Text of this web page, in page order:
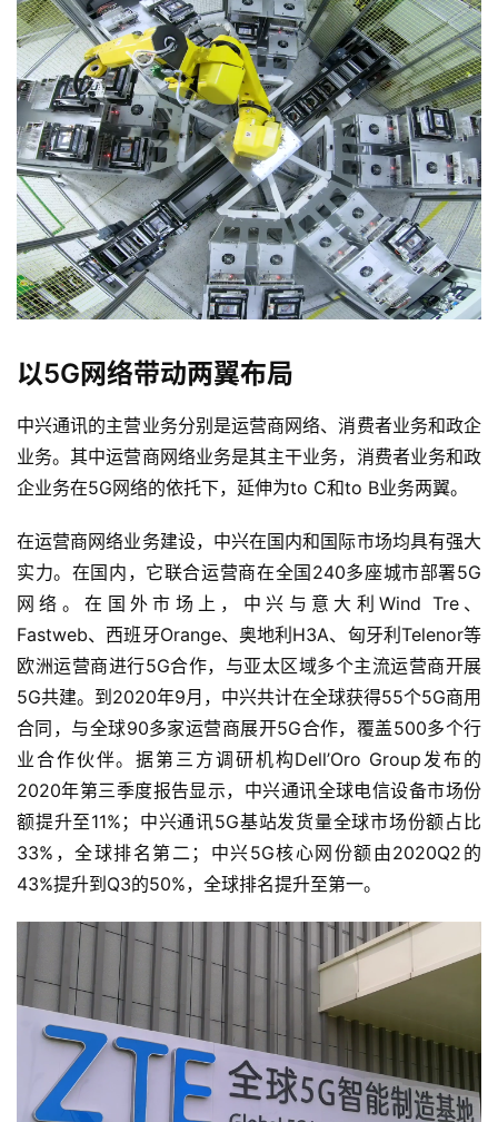
以5G网络带动两翼布局
中兴通讯的主营业务分别是运营商网络、消费者业务和政企
业务。其中运营商网络业务是其主干业务，消费者业务和政
企业务在5G网络的依托下，延伸为to C和to B业务两翼。
在运营商网络业务建设，中兴在国内和国际市场均具有强大
实力。在国内，它联合运营商在全国240多座城市部署5G
网络。在国外市场上，中兴与意大利Wind Tre、
Fastweb、西班牙Orange、奥地利H3A、匈牙利Telenor等
欧洲运营商进行5G合作，与亚太区域多个主流运营商开展
5G共建。到2020年9月，中兴共计在全球获得55个5G商用
合同，与全球90多家运营商展开5G合作，覆盖500多个行
业合作伙伴。据第三方调研机构Dell’Oro Group发布的
2020年第三季度报告显示，中兴通讯全球电信设备市场份
额提升至11%；中兴通讯5G基站发货量全球市场份额占比
33%，全球排名第二；中兴5G核心网份额由2020Q2的
43%提升到Q3的50%，全球排名提升至第一。